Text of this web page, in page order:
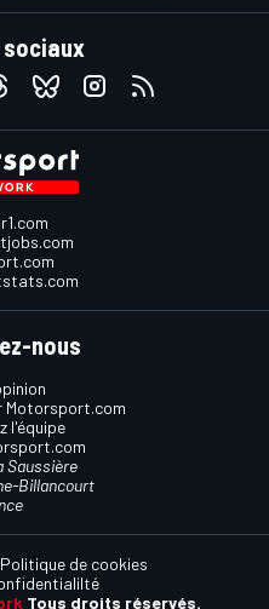
sociaux
nous
Motorsport.com
l'équipe
Saussière
Billancourt
Tous droits réservés.
Politique de cookies